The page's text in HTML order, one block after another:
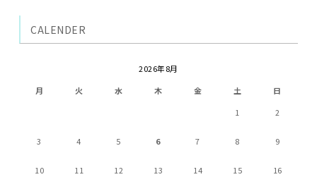
CALENDER
2026年8月
月
火 水 木 金 土
日
1
2
3 4 5 6 7 8 9
10 11 12 13 14 15 16